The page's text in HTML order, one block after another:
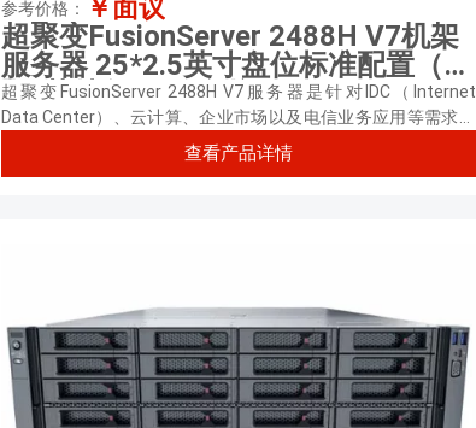
参考价格： ￥面议
超聚变FusionServer 2488H V7机架
服务器 25*2.5英寸盘位标准配置（2
颗*英特尔至强 金牌6416H 2.2GHz
三十六核心丨64GB内存丨可选硬盘
丨可选阵列卡丨可选网卡丨1500W单
电源丨三年质保）
超聚变FusionServer 2488H V7服务器是针对IDC（Internet
Data Center）、云计算、企业市场以及电信业务应用等需求，
推出的具有广泛用途的2U4路机架服务器。
查看产品详情